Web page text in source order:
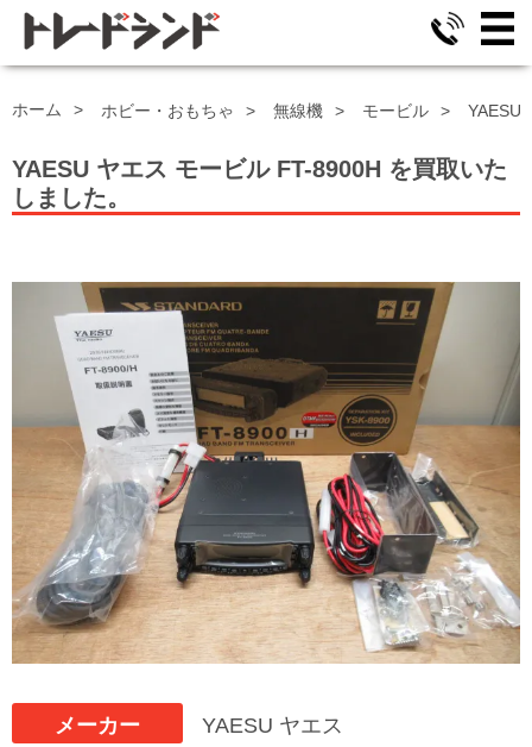
ホーム ホビー・おもちゃ 無線機 モービル YAESU
YAESU ヤエス モービル FT-8900H を買取いた
しました。
メーカー YAESU ヤエス